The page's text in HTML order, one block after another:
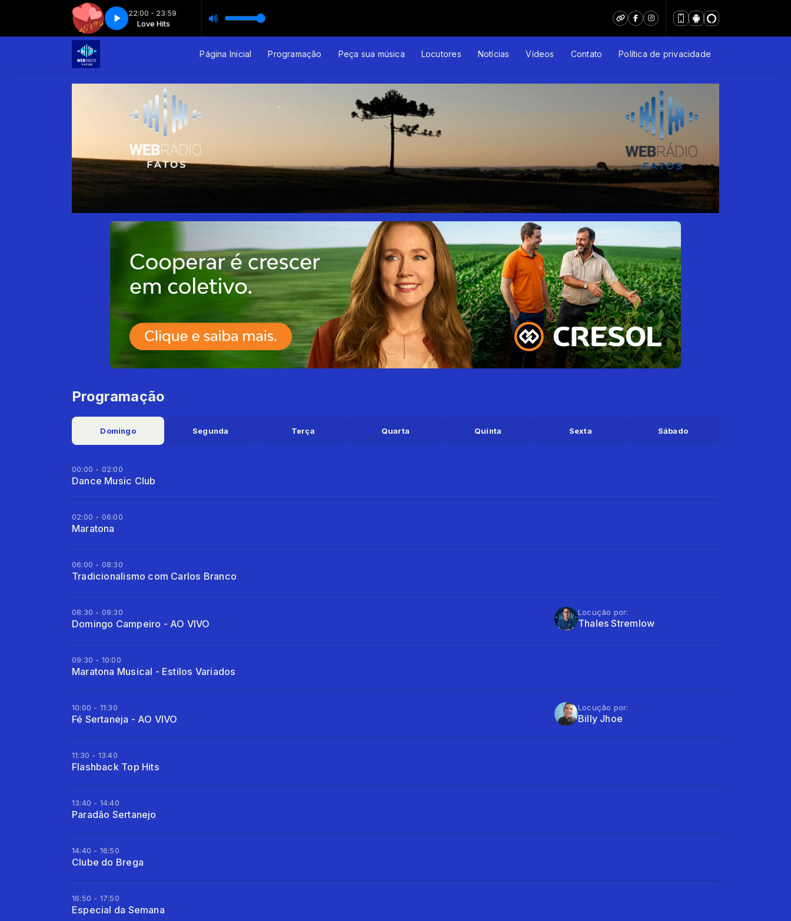
22:00 - 23:59
Love Hits Love Hits
Love hits - Parte 4 Love hits - Parte 4
Página Inicial Programação Peça sua música Locutores Notícias Vídeos Contato Política de privacidade
Programação
Domingo Segunda Terça Quarta Quinta Sexta Sábado
00:00 - 02:00
Dance Music Club
02:00 - 06:00
Maratona
06:00 - 08:30
Tradicionalismo com Carlos Branco
08:30 - 09:30
Domingo Campeiro - AO VIVO
Locução por:
Thales Stremlow
09:30 - 10:00
Maratona Musical - Estilos Variados
10:00 - 11:30
Fé Sertaneja - AO VIVO
Locução por:
Billy Jhoe
11:30 - 13:40
Flashback Top Hits
13:40 - 14:40
Paradão Sertanejo
14:40 - 16:50
Clube do Brega
16:50 - 17:50
Especial da Semana